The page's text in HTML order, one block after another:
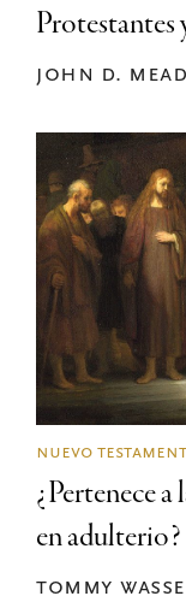
Protestantes
john d.
nuevo
¿Pertenece
en adulterio?
tommy